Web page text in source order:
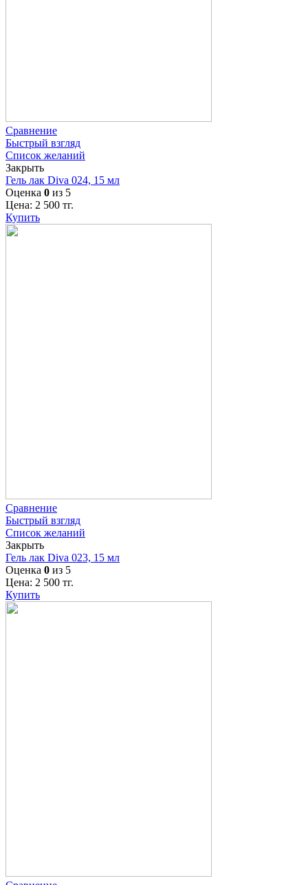
Сравнение
Быстрый взгляд
Список желаний
Закрыть
Гель лак Diva 024, 15 мл
Оценка 0 из 5
Цена: 2 500 тг.
Купить
Сравнение
Быстрый взгляд
Список желаний
Закрыть
Гель лак Diva 023, 15 мл
Оценка 0 из 5
Цена: 2 500 тг.
Купить